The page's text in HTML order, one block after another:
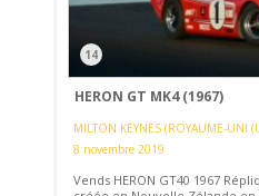
14
HERON GT MK4 (1967)
MILTON KEYNES (ROYAUME-UNI
8 novembre 2019
Vends HERON GT40 1967